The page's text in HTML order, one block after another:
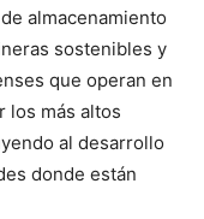
almacenamiento
sostenibles y
que operan en
los más altos
al desarrollo
donde están